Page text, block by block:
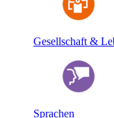
Gesellschaft &
Sprachen